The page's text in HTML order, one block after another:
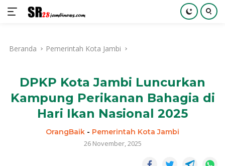
kontenBeranda Pemerintah Kota Jambi
DPKP Kota Jambi Luncurkan
Kampung Perikanan Bahagia di
Hari Ikan Nasional 2025
OrangBaik - Pemerintah Kota Jambi
26 November, 2025